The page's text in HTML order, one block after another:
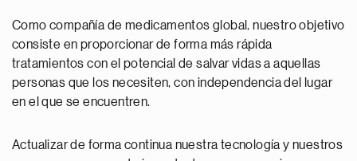
Como compañía de medicamentos global, nuestro objetivo
consiste en proporcionar de forma más rápida
tratamientos con el potencial de salvar vidas a aquellas
personas que los necesiten, con independencia del lugar
en el que se encuentren.
Actualizar de forma continua nuestra tecnología y nuestros